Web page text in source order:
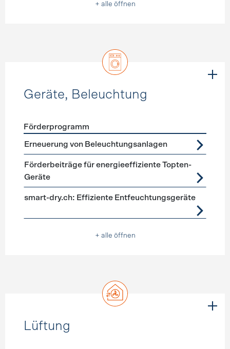
+ alle öffnen
Geräte, Beleuchtung
Förderprogramme Geräte, Beleuchtung
Förderprogramm
Erneuerung von Beleuchtungsanlagen
Förderbeiträge für energieeffiziente Topten-
Geräte
smart-dry.ch: Effiziente Entfeuchtungsgeräte
+ alle öffnen
Lüftung